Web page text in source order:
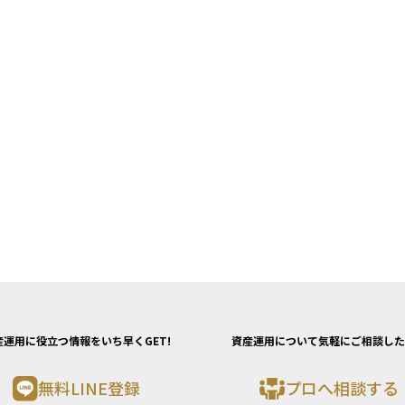
運用に役立つ情報をいち早くGET!
無料LINE登録
資産運用について気軽にご相談し
プロへ相談する